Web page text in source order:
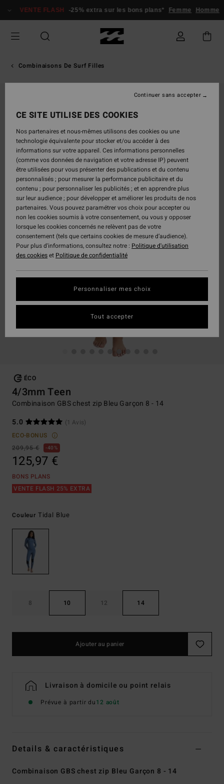
VENTE FLASH -25% extra sur les bons plans* Femme Homme
Combinaisons De Surf Filles
ÉCO
4/3mm Teen
Combinaison GBS chest zip Bleu Garçon 8 - 14
5.0
(1 Avis)
ECO-BONUS
209,95 €
40%
125,97 €
BONS PLANS
VENTE FLASH 25% EXTRA
Couleur Tidal Blue
8 10 12 14
Ajouter au panier
Livraison à domicile ou point relais
Prévue à partir du12 août
Details & caractéristiques
Combinaison GBS chest zip Bleu Garçon 8 - 14
CE SITE UTILISE DES COOKIES
Nos partenaires et nous-mêmes utilisons des cookies ou une
technologie équivalente pour stocker et/ou accéder à des
informations sur votre appareil. Ces informations personnelles
(comme vos données de navigation et votre adresse IP) peuvent
être utilisées pour vous présenter des publications et du contenu
personnalisés ; pour mesurer la performance publicitaire et du
contenu ; pour personnaliser les publicités ; et en apprendre plus
sur leur audience ; pour développer et améliorer les produits de nos
partenaires. Vous pouvez paramétrer vos choix pour accepter ou
non les cookies soumis à votre consentement, ou vous y opposer
lorsque les cookies concernés ne relèvent pas de votre
consentement (tels que certains cookies de mesure d’audience).
Pour plus d'informations, consultez notre : Politique d'utilisation
des cookieset Politique de confidentialité
Personnaliser mes choix
Continuer sans accepter
Tout accepter